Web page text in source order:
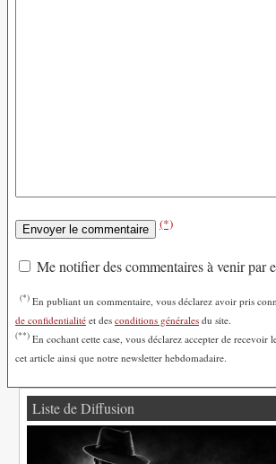
(*)
Me notifier des commentaires à venir par
(*) En publiant un commentaire, vous déclarez avoir pris
de confidentialité et des conditions générales du site.
(**) En cochant cette case, vous déclarez accepter de recevoir
cet article ainsi que notre newsletter hebdomadaire.
Liste de Diffusion